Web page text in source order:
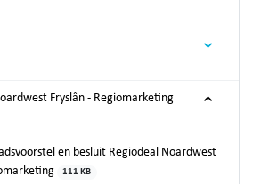
Fryslân - Regiomarketing
en besluit Regiodeal Noardwest
111 KB